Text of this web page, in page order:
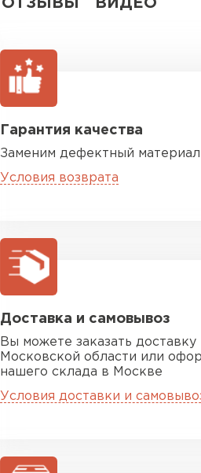
ОТЗЫВЫ ВИДЕО
Гарантия качества
Заменим дефектный
Условия возврата
Доставка и самовывоз
Вы можете заказать
Московской области или
нашего склада в Москве
Условия доставки и